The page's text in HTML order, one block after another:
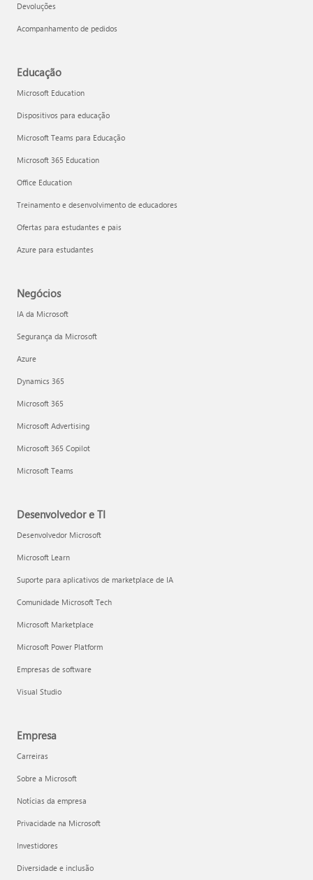
Devoluções
Acompanhamento de pedidos
Educação
Microsoft Education
Dispositivos para educação
Microsoft Teams para Educação
Microsoft 365 Education
Office Education
Treinamento e desenvolvimento de educadores
Ofertas para estudantes e pais
Azure para estudantes
Negócios
IA da Microsoft
Segurança da Microsoft
Azure
Dynamics 365
Microsoft 365
Microsoft Advertising
Microsoft 365 Copilot
Microsoft Teams
Desenvolvedor e TI
Desenvolvedor Microsoft
Microsoft Learn
Suporte para aplicativos de marketplace de IA
Comunidade Microsoft Tech
Microsoft Marketplace
Microsoft Power Platform
Empresas de software
Visual Studio
Empresa
Carreiras
Sobre a Microsoft
Notícias da empresa
Privacidade na Microsoft
Investidores
Diversidade e inclusão